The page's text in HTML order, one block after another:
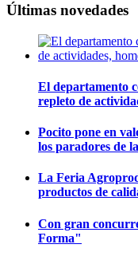
Últimas novedades
El departamento
repleto de
Pocito pone en
los paradores de
La Feria
productos de
Con gran
Forma"